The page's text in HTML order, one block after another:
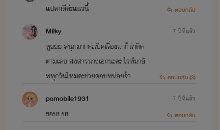
แปลกดีค่ะแนวนี้
ตอบกลับ
Milky
หูยยย สนุกมากค่ะเปิดเรื่องมาก็น่าติด
ตามเลย สงสารนางเอกนะคะ ไรท์มาอั
พทุกวันไหมคะช่วยตอบหน่อยจ้า
7 ปีที่แล้ว
ตอบกลับ (3)
pomobile1931
ชอบบบบ
7 ปีที่แล้ว
ตอบกลับ